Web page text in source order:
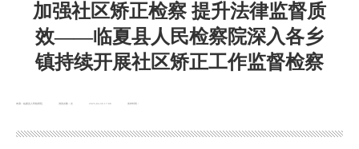
加强社区矫正检察 提升法律监督质
效——临夏县人民检察院深入各乡
镇持续开展社区矫正工作监督检察
浏览次数： 发布时间：
2025-04-30 17:08